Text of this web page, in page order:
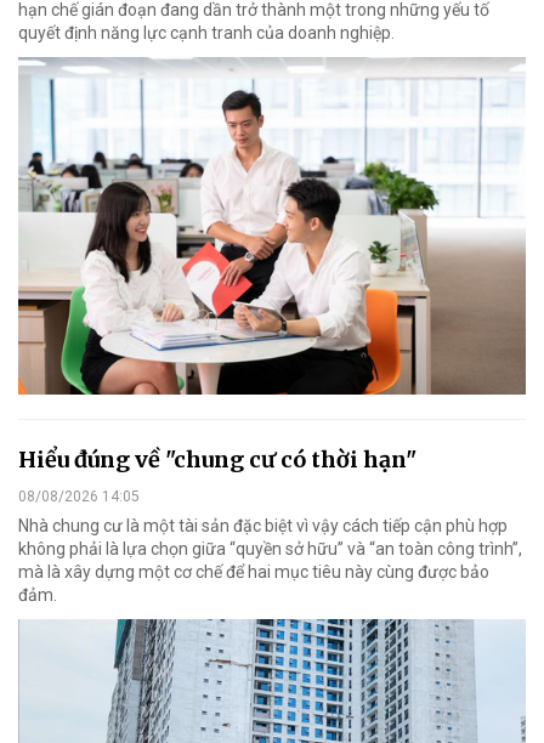
hạn chế gián đoạn đang dần trở thành một trong những yếu tố
quyết định năng lực cạnh tranh của doanh nghiệp.
Hiểu đúng về "chung cư có thời hạn"
08/08/2026 14:05
Nhà chung cư là một tài sản đặc biệt vì vậy cách tiếp cận phù hợp
không phải là lựa chọn giữa “quyền sở hữu” và “an toàn công trình”,
mà là xây dựng một cơ chế để hai mục tiêu này cùng được bảo
đảm.